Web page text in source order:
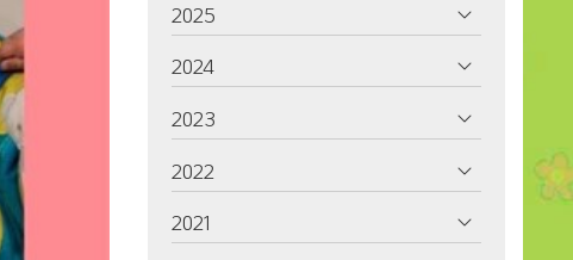
2025
2024
2023
2022
2021